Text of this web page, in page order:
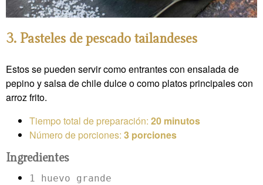
3. Pasteles de pescado tailandeses
Estos se pueden servir como entrantes con ensalada de
pepino y salsa de chile dulce o como platos principales con
arroz frito.
Tiempo total de preparación: 20 minutos
Número de porciones: 3 porciones
Ingredientes
1 huevo grande